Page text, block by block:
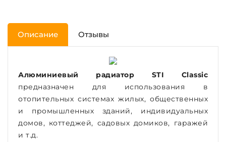
Описание Отзывы
Алюминиевый радиатор STI Classic
предназначен для использования в
отопительных системах жилых, общественных
и промышленных зданий, индивидуальных
домов, коттеджей, садовых домиков, гаражей
и т.д.